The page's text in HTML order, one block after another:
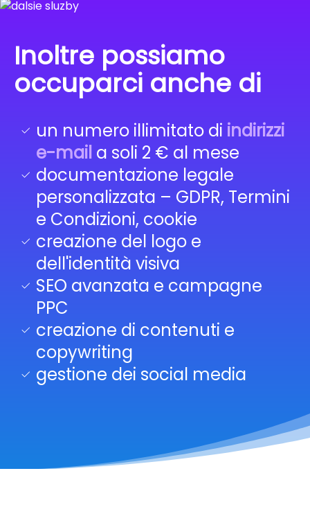
Inoltre possiamo
occuparci anche di
un numero illimitato di indirizzi
e-mail a soli 2 € al mese
documentazione legale
personalizzata – GDPR, Termini
e Condizioni, cookie
creazione del logo e
dell'identità visiva
SEO avanzata e campagne
PPC
creazione di contenuti e
copywriting
gestione dei social media